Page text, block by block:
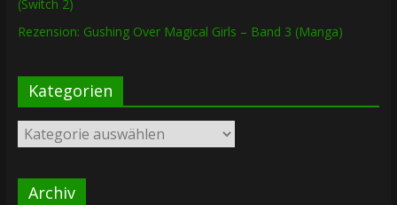
(Switch 2)
Rezension: Gushing Over Magical Girls – Band 3 (Manga)
Kategorien
Kategorien
Archiv